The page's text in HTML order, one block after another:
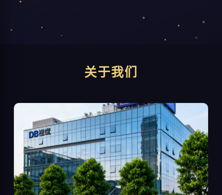
关于我们